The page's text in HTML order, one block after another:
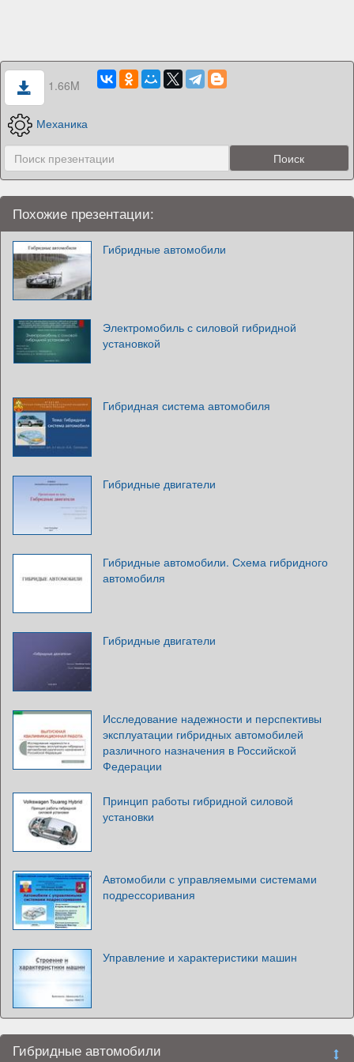
1.66M
Механика
Похожие презентации:
Гибридные автомобили
Электромобиль с силовой гибридной
установкой
Гибридная система автомобиля
Гибридные двигатели
Гибридные автомобили. Схема гибридного
автомобиля
Гибридные двигатели
Исследование надежности и перспективы
эксплуатации гибридных автомобилей
различного назначения в Российской
Федерации
Принцип работы гибридной силовой
установки
Автомобили с управляемыми системами
подрессоривания
Управление и характеристики машин
Гибридные автомобили